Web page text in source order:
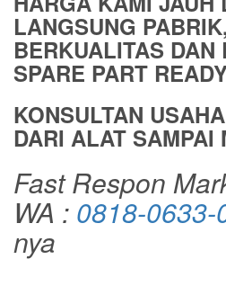
LANGSUNG
BERKUALITAS DAN
SPARE PART
KONSULTAN
DARI ALAT SAMPAI
Fast Respon
WA : 0818-0633-
nya